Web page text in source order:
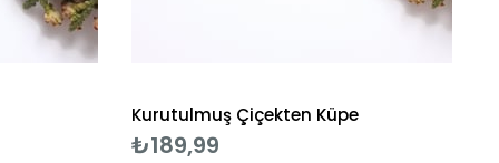
Kurutulmuş Çiçekten Küpe
₺189,99